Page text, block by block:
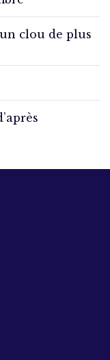
clou de plus